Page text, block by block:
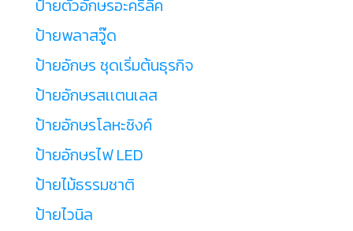
ป้ายตัวอักษรอะคริลิค
ป้ายพลาสวู๊ด
ป้ายอักษร ชุดเริ่มต้นธุรกิจ
ป้ายอักษรสเเตนเลส
ป้ายอักษรโลหะซิงค์
ป้ายอักษรไฟ LED
ป้ายไม้ธรรมชาติ
ป้ายไวนิล